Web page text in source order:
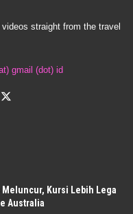
straight from the travel
gmail (dot) id
Meluncur, Kursi Lebih Lega
Australia